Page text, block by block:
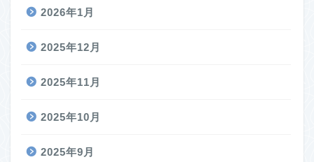
2026年1月
2025年12月
2025年11月
2025年10月
2025年9月